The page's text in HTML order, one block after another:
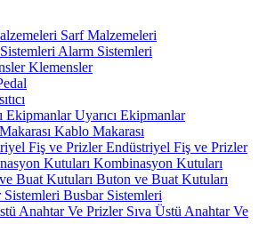
Sarf Malzemeleri
Alarm Sistemleri
Klemensler
Uyarıcı Ekipmanlar
Kablo Makarası
Endüstriyel Fiş ve Prizler
Kombinasyon Kutuları
Buton ve Buat Kutuları
Busbar Sistemleri
Sıva Üstü Anahtar Ve